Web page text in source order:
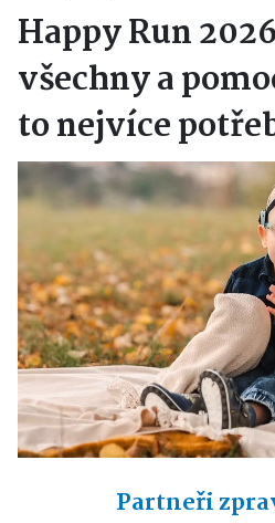
Happy Run
všechny a
to nejvíce
Partneři